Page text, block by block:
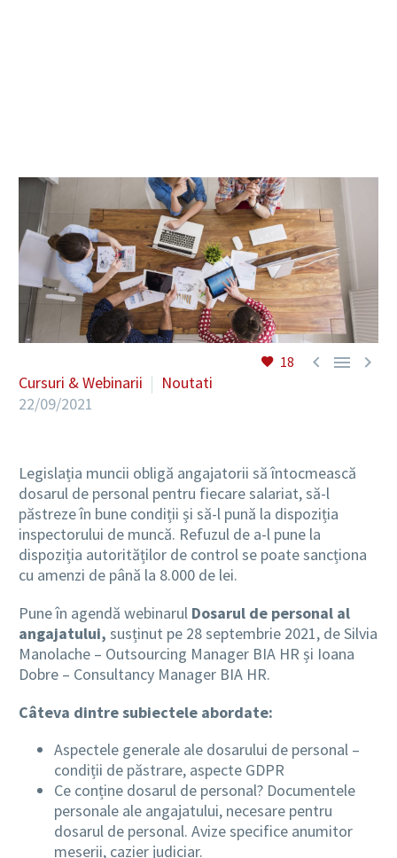
18   
Cursuri & Webinarii
Noutati
22/09/2021
Legislația muncii obligă angajatorii să întocmească
dosarul de personal pentru fiecare salariat, să-l
păstreze în bune condiții și să-l pună la dispoziția
inspectorului de muncă. Refuzul de a-l pune la
dispoziția autorităților de control se poate sancționa
cu amenzi de până la 8.000 de lei.
Pune în agendă webinarul Dosarul de personal al
angajatului, susținut pe 28 septembrie 2021, de Silvia
Manolache – Outsourcing Manager BIA HR și Ioana
Dobre – Consultancy Manager BIA HR.
Câteva dintre subiectele abordate:
Aspectele generale ale dosarului de personal –
condiții de păstrare, aspecte GDPR
Ce conține dosarul de personal? Documentele
personale ale angajatului, necesare pentru
dosarul de personal. Avize specifice anumitor
meserii, cazier judiciar.